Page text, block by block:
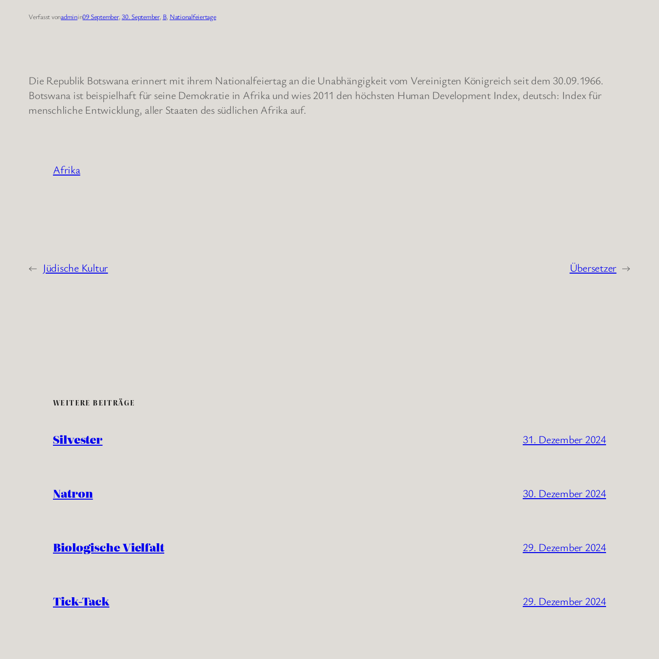
Verfasst vonadminin09 September, 30. September, B, Nationalfeiertage
Die Republik Botswana erinnert mit ihrem Nationalfeiertag an die Unabhängigkeit vom Vereinigten Königreich seit dem 30.09.1966.
Botswana ist beispielhaft für seine Demokratie in Afrika und wies 2011 den höchsten Human Development Index, deutsch: Index für
menschliche Entwicklung, aller Staaten des südlichen Afrika auf.
Afrika
← Jüdische Kultur Übersetzer →
WEITERE BEITRÄGE
Silvester 31. Dezember 2024
Natron 30. Dezember 2024
Biologische Vielfalt 29. Dezember 2024
Tick-Tack 29. Dezember 2024